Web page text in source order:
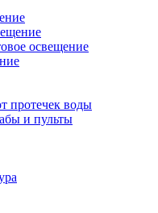
освещение
протечек воды
и пульты